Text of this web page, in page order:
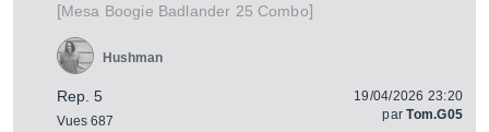
[Mesa Boogie Badlander 25 Combo]
Rep. 5
Vues 687
Hushman
19/04/2026 23:20
parTom.G05